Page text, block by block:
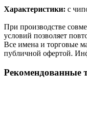
Характеристики: с
При производстве
условий позволяет
Все имена и торговые
публичной офертой.
Рекомендованные